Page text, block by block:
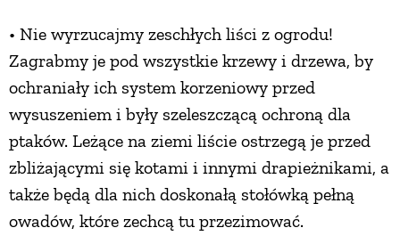
• Nie wyrzucajmy zeschłych liści z ogrodu!
Zagrabmy je pod wszystkie krzewy i drzewa, by
ochraniały ich system korzeniowy przed
wysuszeniem i były szeleszczącą ochroną dla
ptaków. Leżące na ziemi liście ostrzegą je przed
zbliżającymi się kotami i innymi drapieżnikami, a
także będą dla nich doskonałą stołówką pełną
owadów, które zechcą tu przezimować.